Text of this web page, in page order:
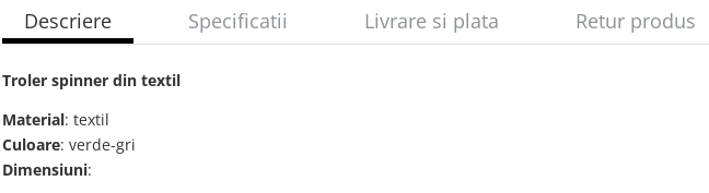
Descriere Specificatii Livrare si plata Retur produs
Troler spinner din textil
Material: textil
Culoare: verde-gri
Dimensiuni: